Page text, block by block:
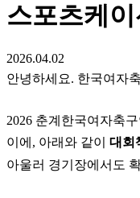
스포츠케
2026.04.02
안녕하세요. 한국여자
2026 춘계한국여자축
이에, 아래와 같이 대회
아울러 경기장에서도